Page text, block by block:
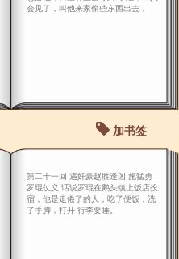
会见了，叫他来家偷些东西出去，
加书签
第二十一回 遇奸豪赵胜逢凶 施猛勇
罗琨仗义 话说罗琨在鹅头镇上饭店投
宿，他是走倦了的人，吃了便饭，洗
了手脚，打开 行李要睡。